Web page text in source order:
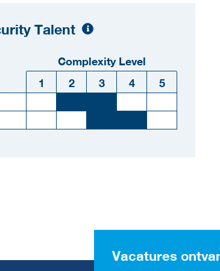
Talent
Complexity Level
1 2 3 4 5
Vacatures